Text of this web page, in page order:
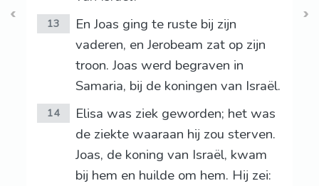
13
En Joas ging te ruste bij zijn
vaderen, en Jerobeam zat op zijn
troon. Joas werd begraven in
Samaria, bij de koningen van Israël.
14
Elisa was ziek geworden; het was
de ziekte waaraan hij zou sterven.
Joas, de koning van Israël, kwam
bij hem en huilde om hem. Hij zei: